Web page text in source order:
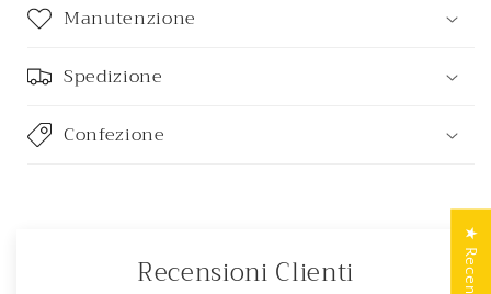
Manutenzione
Spedizione
Confezione
Recensioni Clienti